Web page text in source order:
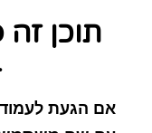
תוכן
אם הגעת